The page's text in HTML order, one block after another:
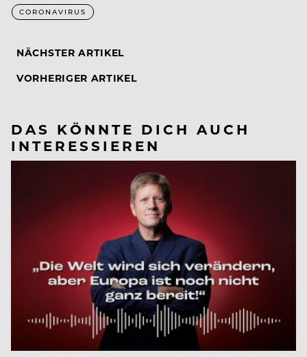
CORONAVIRUS
NÄCHSTER ARTIKEL
VORHERIGER ARTIKEL
DAS KÖNNTE DICH AUCH
INTERESSIEREN